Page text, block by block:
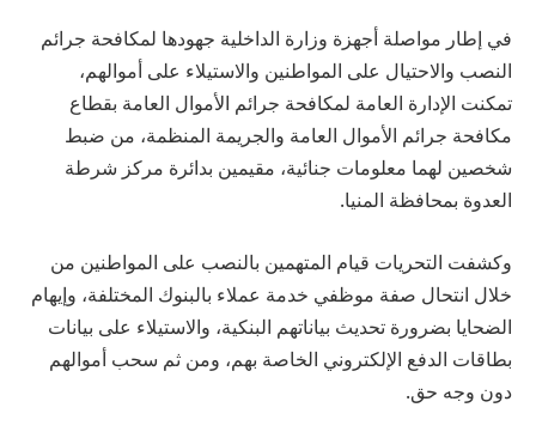
في إطار مواصلة أجهزة وزارة الداخلية جهودها لمكافحة جرائم
النصب والاحتيال على المواطنين والاستيلاء على أموالهم،
تمكنت الإدارة العامة لمكافحة جرائم الأموال العامة بقطاع
مكافحة جرائم الأموال العامة والجريمة المنظمة، من ضبط
شخصين لهما معلومات جنائية، مقيمين بدائرة مركز شرطة
العدوة بمحافظة المنيا.
وكشفت التحريات قيام المتهمين بالنصب على المواطنين من
خلال انتحال صفة موظفي خدمة عملاء بالبنوك المختلفة، وإيهام
الضحايا بضرورة تحديث بياناتهم البنكية، والاستيلاء على بيانات
بطاقات الدفع الإلكتروني الخاصة بهم، ومن ثم سحب أموالهم
دون وجه حق.